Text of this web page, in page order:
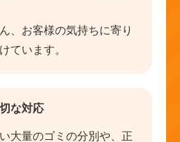
、お客様の気持ちに寄り
ています。
な対応
大量のゴミの分別や、正